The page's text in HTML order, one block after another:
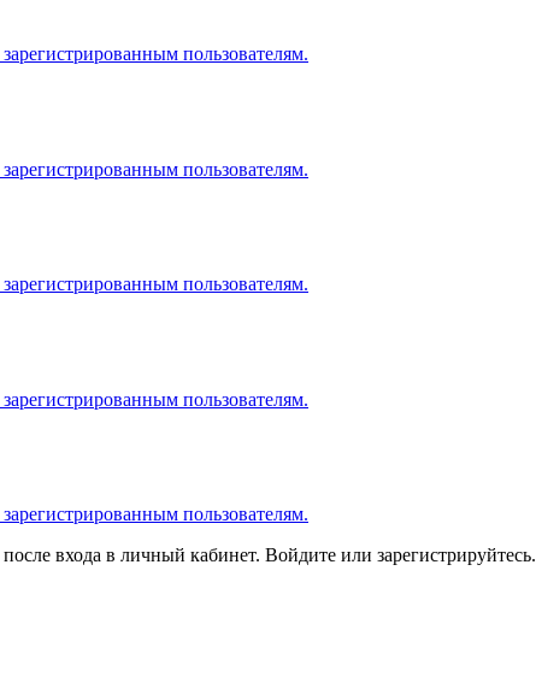
пользователям.
пользователям.
пользователям.
пользователям.
пользователям.
входа в личный кабинет. Войдите или зарегистрируйтесь.